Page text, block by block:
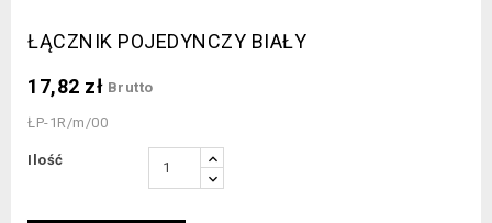
ŁĄCZNIK POJEDYNCZY BIAŁY
17,82 zł Brutto
ŁP-1R/m/00
Ilość